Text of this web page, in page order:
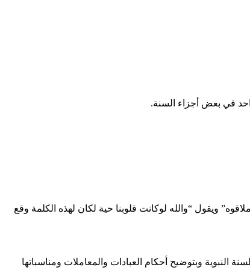
ويقول “والله لوكانت قلوبنا حية لكان لهذه الكلمة وقع
وبتوضيح أحكام العبادات والمعاملات ومناسباتها